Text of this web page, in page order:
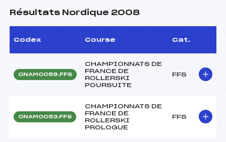
Résultats Nordique 2008
Codex Course Cat.
ONAM0059.FFS
CHAMPIONNATS DE
FRANCE DE
ROLLERSKI
POURSUITE
FFS
ONAM0053.FFS
CHAMPIONNATS DE
FRANCE DE
ROLLERSKI
PROLOGUE
FFS